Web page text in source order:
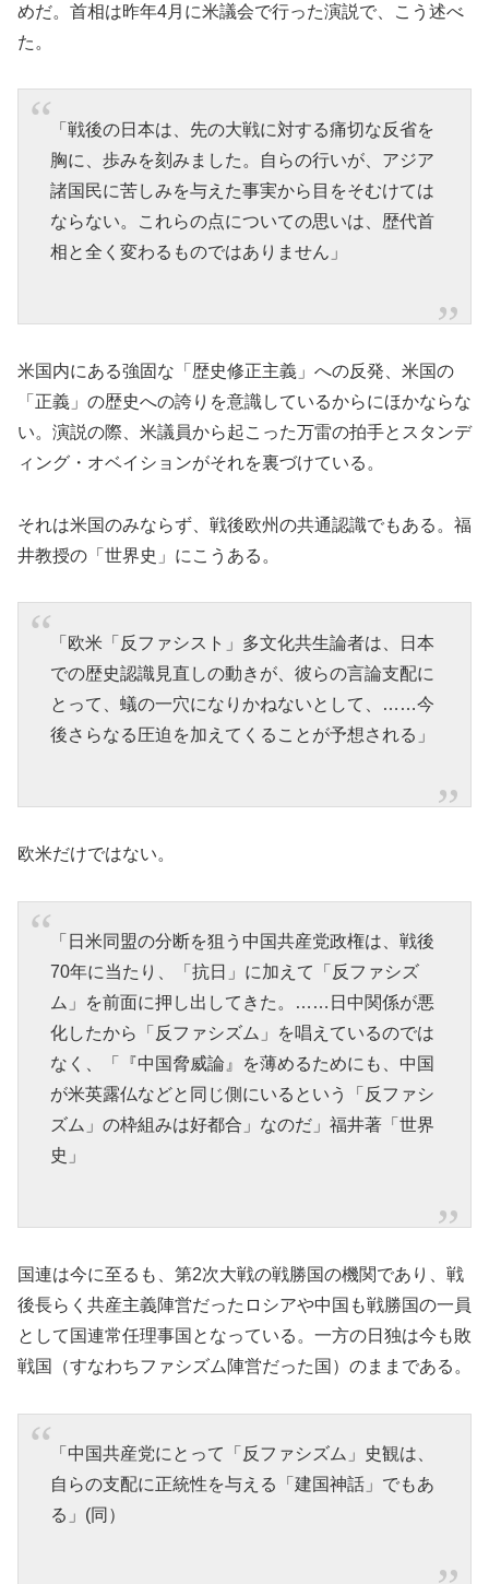
めだ。首相は昨年4月に米議会で行った演説で、こう述べ
た。
「戦後の日本は、先の大戦に対する痛切な反省を
胸に、歩みを刻みました。自らの行いが、アジア
諸国民に苦しみを与えた事実から目をそむけては
ならない。これらの点についての思いは、歴代首
相と全く変わるものではありません」
米国内にある強固な「歴史修正主義」への反発、米国の
「正義」の歴史への誇りを意識しているからにほかならな
い。演説の際、米議員から起こった万雷の拍手とスタンデ
ィング・オベイションがそれを裏づけている。
それは米国のみならず、戦後欧州の共通認識でもある。福
井教授の「世界史」にこうある。
「欧米「反ファシスト」多文化共生論者は、日本
での歴史認識見直しの動きが、彼らの言論支配に
とって、蟻の一穴になりかねないとして、……今
後さらなる圧迫を加えてくることが予想される」
欧米だけではない。
「日米同盟の分断を狙う中国共産党政権は、戦後
70年に当たり、「抗日」に加えて「反ファシズ
ム」を前面に押し出してきた。……日中関係が悪
化したから「反ファシズム」を唱えているのでは
なく、「『中国脅威論』を薄めるためにも、中国
が米英露仏などと同じ側にいるという「反ファシ
ズム」の枠組みは好都合」なのだ」福井著「世界
史」
国連は今に至るも、第2次大戦の戦勝国の機関であり、戦
後長らく共産主義陣営だったロシアや中国も戦勝国の一員
として国連常任理事国となっている。一方の日独は今も敗
戦国（すなわちファシズム陣営だった国）のままである。
「中国共産党にとって「反ファシズム」史観は、
自らの支配に正統性を与える「建国神話」でもあ
る」(同）